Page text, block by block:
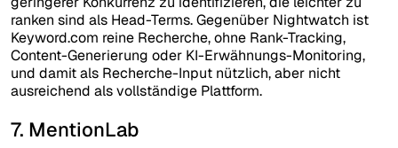
ranken sind als Head-Terms. Gegenüber Nightwatch ist
Keyword.com reine Recherche, ohne Rank-Tracking,
Content-Generierung oder KI-Erwähnungs-Monitoring,
und damit als Recherche-Input nützlich, aber nicht
ausreichend als vollständige Plattform.
7. MentionLab